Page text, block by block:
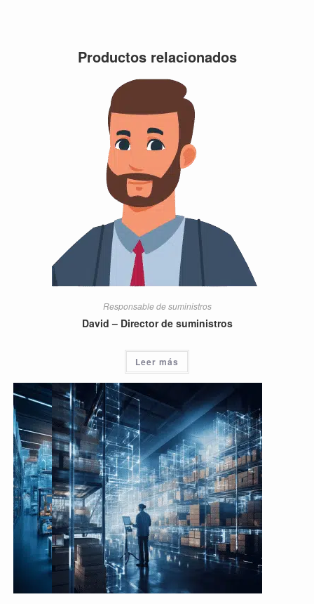
Productos relacionados
Responsable de suministros
David – Director de suministros
Leer más